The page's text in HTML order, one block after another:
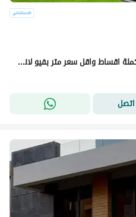
توين هاوس فيلا للبيع في البروج بتكملة اقساط واقل سعر متر بفيو لاند سكيب
اتصل